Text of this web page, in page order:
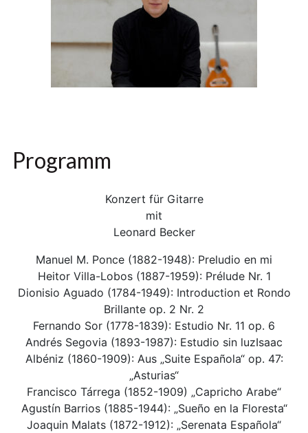
Programm
Konzert für Gitarre
mit
Leonard Becker
Manuel M. Ponce (1882-1948): Preludio en mi
Heitor Villa-Lobos (1887-1959): Prélude Nr. 1
Dionisio Aguado (1784-1949): Introduction et Rondo
Brillante op. 2 Nr. 2
Fernando Sor (1778-1839): Estudio Nr. 11 op. 6
Andrés Segovia (1893-1987): Estudio sin luzIsaac
Albéniz (1860-1909): Aus „Suite Española“ op. 47:
„Asturias“
Francisco Tárrega (1852-1909) „Capricho Arabe“
Agustín Barrios (1885-1944): „Sueño en la Floresta“
Joaquin Malats (1872-1912): „Serenata Española“